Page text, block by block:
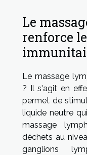
Le
renforce
Le massage
? Il s'agit en
permet de
liquide neutre
massage
déchets au
ganglions